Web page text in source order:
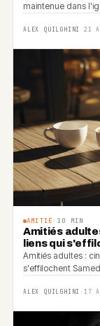
maintenue dans
ALEX QUILGHINI · 21
AMITIÉ · 10 MIN
Amitiés
liens qui
Amitiés adultes :
s'effilochent
ALEX QUILGHINI · 17